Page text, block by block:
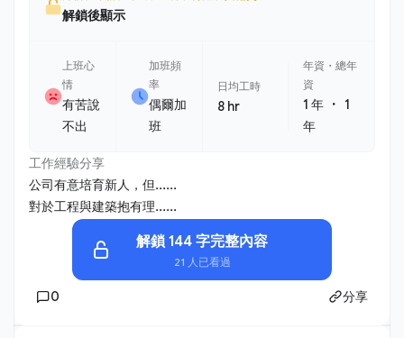
解鎖後顯示
上班心
情
有苦說
不出
加班頻
率
偶爾加
班
日均工時
8 hr
年資・總年
資
1 年 ・1
年
工作經驗分享
公司有意培育新人，但......
對於工程與建築抱有理......
解鎖 144 字完整內容
21 人已看過
0 分享